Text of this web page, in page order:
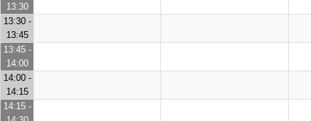
13:30
13:30 -
13:45
13:45 -
14:00
14:00 -
14:15
14:15 -